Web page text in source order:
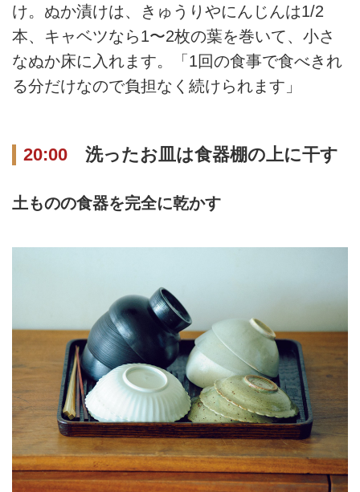
け。ぬか漬けは、きゅうりやにんじんは1/2
本、キャベツなら1〜2枚の葉を巻いて、小さ
なぬか床に入れます。「1回の食事で食べきれ
る分だけなので負担なく続けられます」
20:00洗ったお皿は食器棚の上に干す
土ものの食器を完全に乾かす